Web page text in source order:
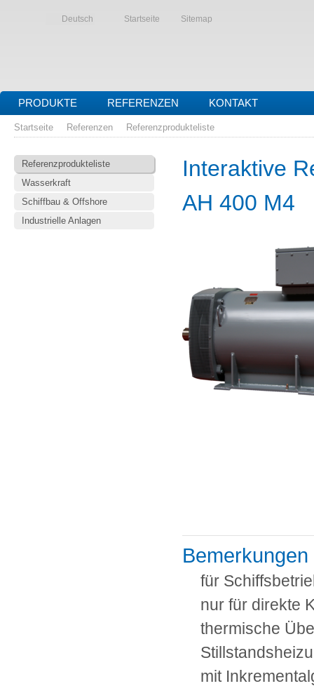
Deutsch Startseite Sitemap
PRODUKTE REFERENZEN KONTAKT
Startseite Referenzen Referenzprodukteliste
Referenzprodukteliste
Wasserkraft
Schiffbau & Offshore
Industrielle Anlagen
Interaktive
AH 400 M4
Bemerkungen
für
nur für direkte
thermische
mit